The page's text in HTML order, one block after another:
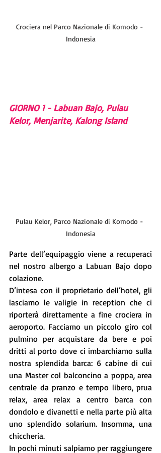
Crociera nel Parco Nazionale di Komodo -
Indonesia
GIORNO 1 - Labuan Bajo, Pulau
Kelor, Menjarite, Kalong Island
Pulau Kelor, Parco Nazionale di Komodo -
Indonesia
Parte dell’equipaggio viene a recuperaci
nel nostro albergo a Labuan Bajo dopo
colazione.
D’intesa con il proprietario dell’hotel, gli
lasciamo le valigie in reception che ci
riporterà direttamente a fine crociera in
aeroporto. Facciamo un piccolo giro col
pulmino per acquistare da bere e poi
dritti al porto dove ci imbarchiamo sulla
nostra splendida barca: 6 cabine di cui
una Master col balconcino a poppa, area
centrale da pranzo e tempo libero, prua
relax, area relax a centro barca con
dondolo e divanetti e nella parte più alta
uno splendido solarium. Insomma, una
chiccheria.
In pochi minuti salpiamo per raggiungere